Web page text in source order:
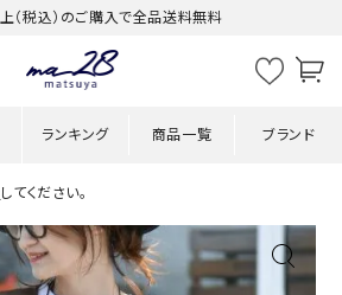
（税込）のご購入で全品送料無料
ランキング 商品一覧 ブランド
してください。